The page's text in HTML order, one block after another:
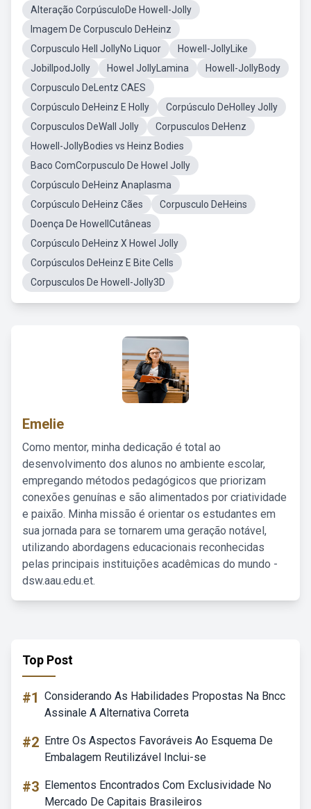
Alteração CorpúsculoDe Howell-Jolly
Imagem De Corpusculo DeHeinz
Corpusculo Hell JollyNo Liquor
Howell-JollyLike
JobillpodJolly
Howel JollyLamina
Howell-JollyBody
Corpusculo DeLentz CAES
Corpúsculo DeHeinz E Holly
Corpúsculo DeHolley Jolly
Corpusculos DeWall Jolly
Corpusculos DeHenz
Howell-JollyBodies vs Heinz Bodies
Baco ComCorpusculo De Howel Jolly
Corpúsculo DeHeinz Anaplasma
Corpúsculo DeHeinz Cães
Corpusculo DeHeins
Doença De HowellCutâneas
Corpúsculo DeHeinz X Howel Jolly
Corpúsculos DeHeinz E Bite Cells
Corpusculos De Howell-Jolly3D
Emelie
Como mentor, minha dedicação é total ao
desenvolvimento dos alunos no ambiente escolar,
empregando métodos pedagógicos que priorizam
conexões genuínas e são alimentados por criatividade
e paixão. Minha missão é orientar os estudantes em
sua jornada para se tornarem uma geração notável,
utilizando abordagens educacionais reconhecidas
pelas principais instituições acadêmicas do mundo -
dsw.aau.edu.et.
Top Post
#1 Considerando As Habilidades Propostas Na Bncc
Assinale A Alternativa Correta
#2 Entre Os Aspectos Favoráveis Ao Esquema De
Embalagem Reutilizável Inclui-se
#3 Elementos Encontrados Com Exclusividade No
Mercado De Capitais Brasileiros